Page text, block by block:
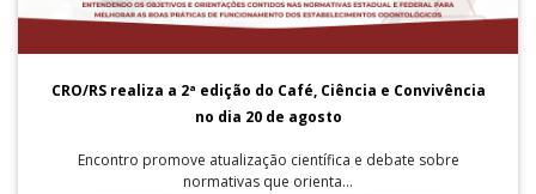
CRO/RS realiza a 2ª edição do Café, Ciência e Convivência
no dia 20 de agosto
Encontro promove atualização científica e debate sobre
normativas que orienta...